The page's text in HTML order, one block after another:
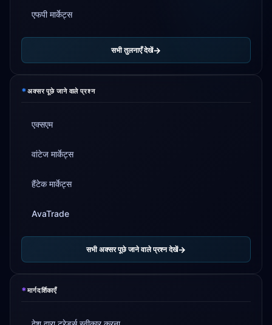
एफपी मार्केट्स
सभी तुलनाएँ देखें
*अक्सर पूछे जाने वाले प्रश्न
एक्सएम
वांटेज मार्केट्स
हैंटेक मार्केट्स
AvaTrade
सभी अक्सर पूछे जाने वाले प्रश्न देखें
*मार्गदर्शिकाएँ